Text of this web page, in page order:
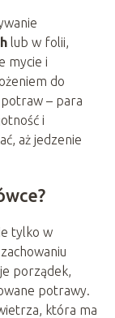
lub w folii,
mycie i
do
potraw – para
i
aż jedzenie
tylko w
porządek,
potrawy.
która ma